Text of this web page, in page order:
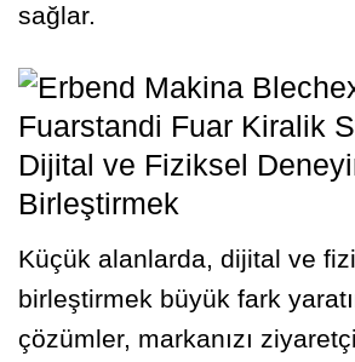
sağlar.
Dijital ve Fiziksel
Birleştirmek
Küçük alanlarda, dijital ve
birleştirmek büyük fark
çözümler, markanızı